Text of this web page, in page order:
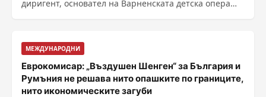
диригент, основател на Варненската детска опера
МЕЖДУНАРОДНИ
Еврокомисар: „Въздушен Шенген“ за България и
Румъния не решава нито опашките по границите,
нито икономическите загуби